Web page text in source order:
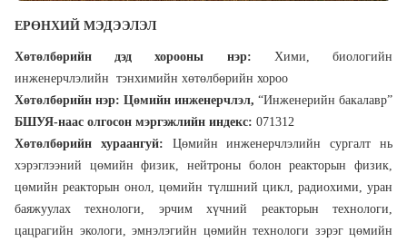
ЕРӨНХИЙ МЭДЭЭЛЭЛ
Хөтөлбөрийн дэд хорооны нэр:
Хими, биологийн
инженерчлэлийн тэнхимийн хөтөлбөрийн хороо
Хөтөлбөрийн нэр: Цөмийн инженерчлэл, “Инженерийн бакалавр”
БШУЯ-наас олгосон мэргэжлийн индекс: 071312
Хөтөлбөрийн хураангуй: Цөмийн инженерчлэлийн сургалт нь
хэрэглээний цөмийн физик, нейтроны болон реакторын физик,
цөмийн реакторын онол, цөмийн түлшний цикл, радиохими, уран
баяжуулах технологи, эрчим хүчний реакторын технологи,
цацрагийн экологи, эмнэлэгийн цөмийн технологи зэрэг цөмийн